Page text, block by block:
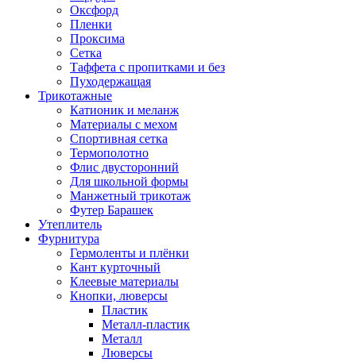
Оксфорд
Пленки
Проксима
Сетка
Таффета с пропитками и без
Пуходержащая
Трикотажные
Катионик и меланж
Материалы с мехом
Спортивная сетка
Термополотно
Флис двусторонний
Для школьной формы
Манжетный трикотаж
Футер Барашек
Утеплитель
Фурнитура
Гермоленты и плёнки
Кант курточный
Клеевые материалы
Кнопки, люверсы
Пластик
Металл-пластик
Металл
Люверсы